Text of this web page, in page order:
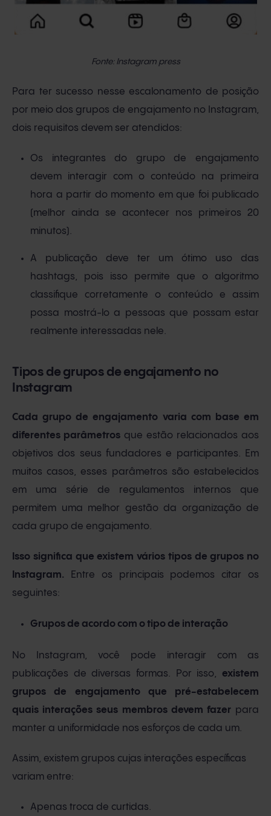
Fonte: Instagram press
Para ter sucesso nesse escalonamento de posição
por meio dos grupos de engajamento no Instagram,
dois requisitos devem ser atendidos:
Os integrantes do grupo de engajamento
devem interagir com o conteúdo na primeira
hora a partir do momento em que foi publicado
(melhor ainda se acontecer nos primeiros 20
minutos).
A publicação deve ter um ótimo uso das
hashtags, pois isso permite que o algoritmo
classifique corretamente o conteúdo e assim
possa mostrá-lo a pessoas que possam estar
realmente interessadas nele.
Tipos de grupos de engajamento no
Instagram
Cada grupo de engajamento varia com base em
diferentes parâmetros que estão relacionados aos
objetivos dos seus fundadores e participantes. Em
muitos casos, esses parâmetros são estabelecidos
em uma série de regulamentos internos que
permitem uma melhor gestão da organização de
cada grupo de engajamento.
Isso significa que existem vários tipos de grupos no
Instagram. Entre os principais podemos citar os
seguintes:
Grupos de acordo com o tipo de interação
No Instagram, você pode interagir com as
publicações de diversas formas. Por isso, existem
grupos de engajamento que pré-estabelecem
quais interações seus membros devem fazerpara
manter a uniformidade nos esforços de cada um.
Assim, existem grupos cujas interações específicas
variam entre:
Apenas troca de curtidas.